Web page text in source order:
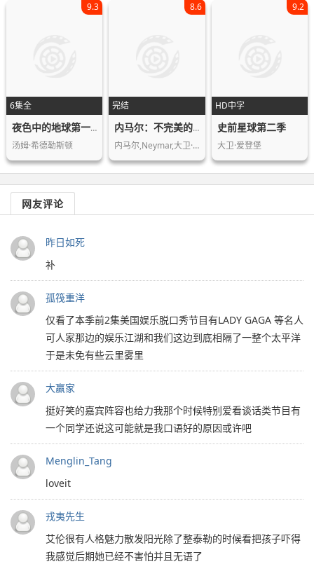
6集全
9.3
夜色中的地球第一季
汤姆·希德勒斯顿
完结
8.6
内马尔：不完美的完美球星
内马尔,Neymar,大卫·贝克汉姆,利昂内…
HD中字
9.2
史前星球第二季
大卫·爱登堡
网友评论
昨日如死
补
孤筏重洋
仅看了本季前2集美国娱乐脱口秀节目有LADY GAGA 等名人
可人家那边的娱乐江湖和我们这边到底相隔了一整个太平洋
于是未免有些云里雾里
大赢家
挺好笑的嘉宾阵容也给力我那个时候特别爱看谈话类节目有
一个同学还说这可能就是我口语好的原因或许吧
Menglin_Tang
loveit
戎夷先生
艾伦很有人格魅力散发阳光除了整泰勒的时候看把孩子吓得
我感觉后期她已经不害怕并且无语了